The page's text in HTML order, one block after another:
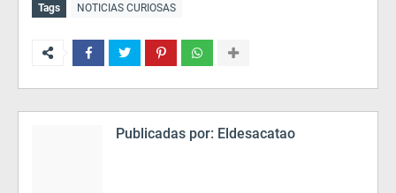
Tags NOTICIAS CURIOSAS
Publicadas por: Eldesacatao